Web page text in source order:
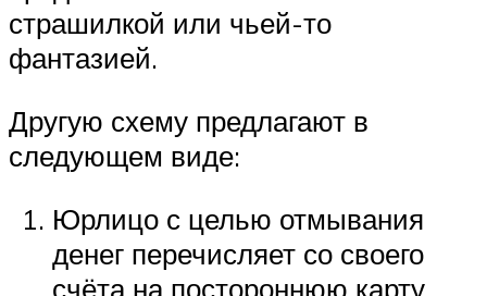
страшилкой или чьей-то
фантазией.
Другую схему предлагают в
следующем виде:
Юрлицо с целью отмывания
денег перечисляет со своего
счёта на постороннюю карту